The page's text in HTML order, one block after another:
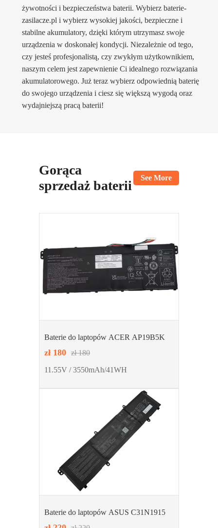
żywotności i bezpieczeństwa baterii. Wybierz baterie-
zasilacze.pl i wybierz wysokiej jakości, bezpieczne i
stabilne akumulatory, dzięki którym utrzymasz swoje
urządzenia w doskonałej kondycji. Niezależnie od tego,
czy jesteś profesjonalistą, czy zwykłym użytkownikiem,
naszym celem jest zapewnienie Ci idealnego rozwiązania
akumulatorowego. Już teraz wybierz odpowiednią baterię
do swojego urządzenia i ciesz się większą wygodą oraz
wydajniejszą pracą baterii!
Gorąca
sprzedaż baterii
See More
Baterie do laptopów ACER AP19B5K
zł 180 zł 180
11.55V / 3550mAh/41WH
Baterie do laptopów ASUS C31N1915